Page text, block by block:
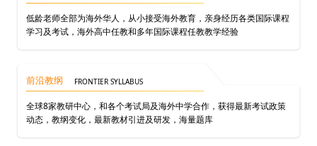
低龄老师全部为海外华人，从小接受海外教育，亲身经历各类国际课程
学习及考试，海外高中任教和多年国际课程任教教学经验
前沿教纲 FRONTIER SYLLABUS
全球8家教研中心，和各个考试局及海外中学合作，获得最新考试政策
动态，教纲变化，最新教材引进及研发，海量题库